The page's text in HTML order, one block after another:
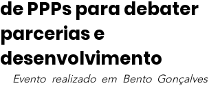
de PPPs para debater
parcerias e
desenvolvimento
Evento realizado em Bento Gonçalves